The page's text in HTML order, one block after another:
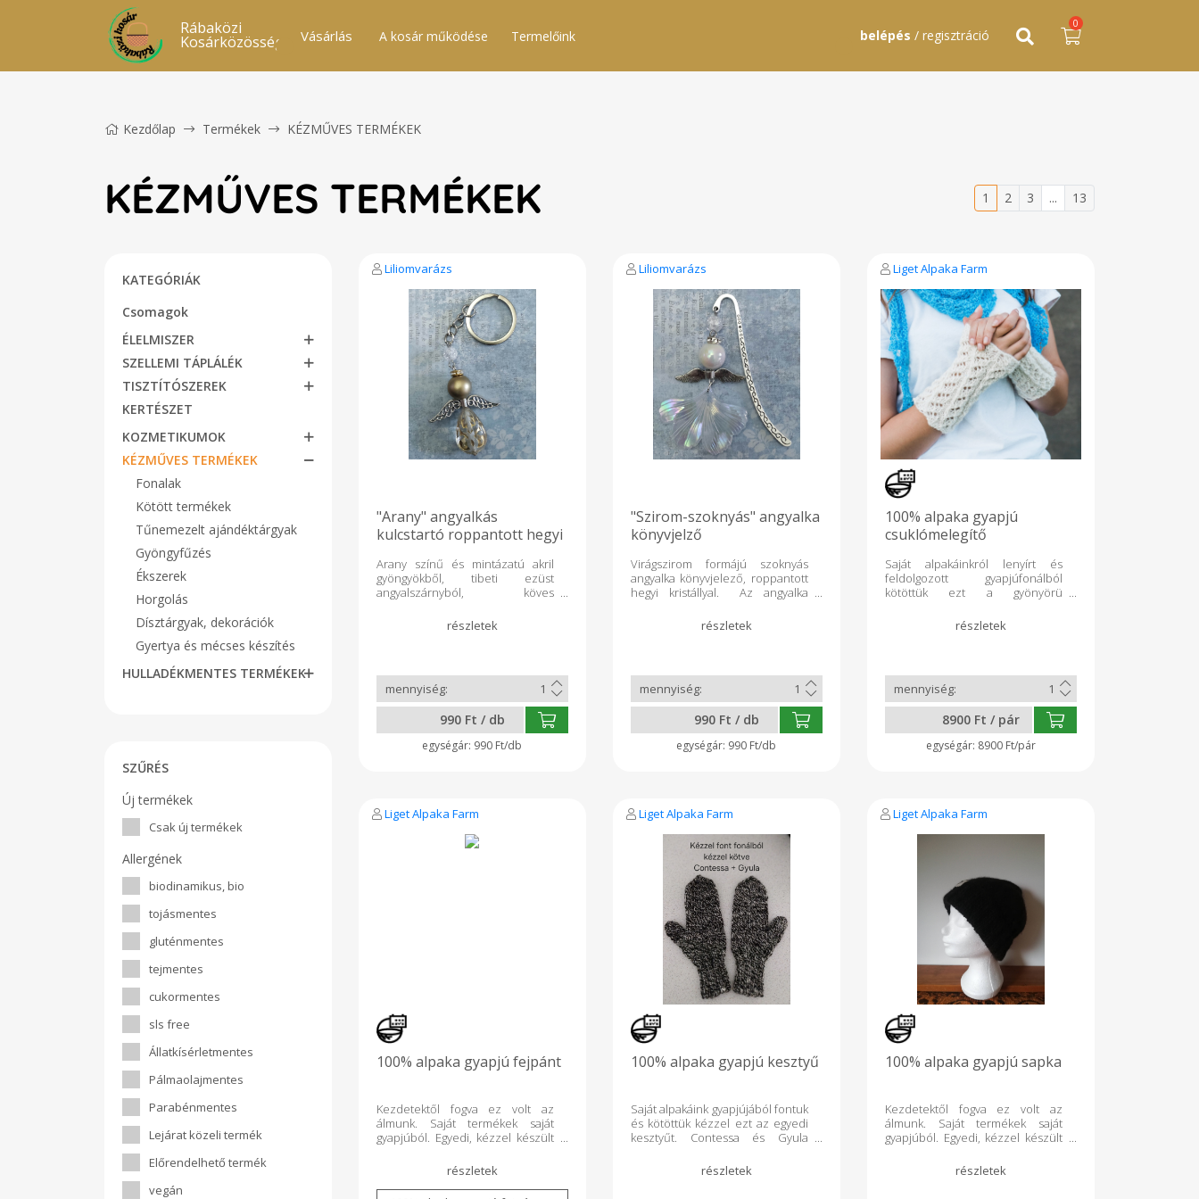
Rábaközi
Kosárközösség Vásárlás A kosár működése Termelőink belépés / regisztráció
0
Kezdőlap Termékek KÉZMŰVES TERMÉKEK
KÉZMŰVES TERMÉKEK 1 2 3 ... 13
KATEGÓRIÁK
Csomagok
ÉLELMISZER
SZELLEMI TÁPLÁLÉK
TISZTÍTÓSZEREK
KERTÉSZET
KOZMETIKUMOK
KÉZMŰVES TERMÉKEK
Fonalak
Kötött termékek
Tűnemezelt ajándéktárgyak
Gyöngyfűzés
Ékszerek
Horgolás
Dísztárgyak, dekorációk
Gyertya és mécses készítés
HULLADÉKMENTES TERMÉKEK
SZŰRÉS
Új termékek
Csak új termékek
Allergének
biodinamikus, bio
tojásmentes
gluténmentes
tejmentes
cukormentes
sls free
Állatkísérletmentes
Pálmaolajmentes
Parabénmentes
Lejárat közeli termék
Előrendelhető termék
vegán
Liliomvarázs
"Arany" angyalkás
kulcstartó roppantott hegyi
Arany színű és mintázatú akril
gyöngyökből, tibeti ezüst
angyalszárnyból, köves
kulcstartó, roppantott hegyi
kristállyal. Angyalka mérete: 5 cm
990 Ft / db
990 Ft/db
Liliomvarázs
"Szirom-szoknyás" angyalka
könyvjelző
Virágszirom formájú szoknyás
angyalka könyvjelező, roppantott
hegyi kristállyal. Az angyalka
990 Ft / db
990 Ft/db
Liget Alpaka Farm
100% alpaka gyapjú
csuklómelegítő
Saját alpakáinkról lenyírt és
feldolgozott gyapjúfonálból
kötöttük ezt a gyönyörü
napokra. 100% alpaka gyapjú.
8900 Ft / pár
8900 Ft/pár
Liget Alpaka Farm
100% alpaka gyapjú fejpánt
Kezdetektől fogva ez volt az
álmunk. Saját termékek saját
gyapjúból. Egyedi, kézzel készült
termékek. És íme itt van. Saját
vagy géppel font, és kézzel kötött
Liget Alpaka Farm
100% alpaka gyapjú kesztyű
Saját alpakáink gyapjújából fontuk
és kötöttük kézzel ezt az egyedi
kesztyűt. Contessa és Gyula
Liget Alpaka Farm
100% alpaka gyapjú sapka
Kezdetektől fogva ez volt az
álmunk. Saját termékek saját
gyapjúból. Egyedi, kézzel készült
termékek. És íme itt van. Kasimir